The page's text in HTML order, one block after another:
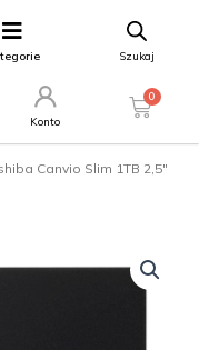
Szukaj
Konto
0
Canvio Slim 1TB 2,5″